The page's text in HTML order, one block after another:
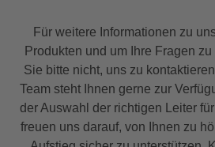
Rutschhemmend Bequemer
EinsatzNotleiternFür den
Für weitere Informationen zu
Produkten und um Ihre Fragen
Sie bitte nicht, uns zu
Team steht Ihnen gerne zur
der Auswahl der richtigen Leiter
freuen uns darauf, von Ihnen zu